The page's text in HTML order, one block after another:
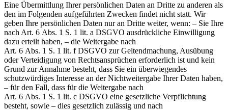
Eine Übermittlung Ihrer persönlichen Daten an Dritte zu anderen als
den im Folgenden aufgeführten Zwecken findet nicht statt. Wir
geben Ihre persönlichen Daten nur an Dritte weiter, wenn: – Sie Ihre
nach Art. 6 Abs. 1 S. 1 lit. a DSGVO ausdrückliche Einwilligung
dazu erteilt haben, – die Weitergabe nach
Art. 6 Abs. 1 S. 1 lit. f DSGVO zur Geltendmachung, Ausübung
oder Verteidigung von Rechtsansprüchen erforderlich ist und kein
Grund zur Annahme besteht, dass Sie ein überwiegendes
schutzwürdiges Interesse an der Nichtweitergabe Ihrer Daten haben,
– für den Fall, dass für die Weitergabe nach
Art. 6 Abs. 1 S. 1 lit. c DSGVO eine gesetzliche Verpflichtung
besteht, sowie – dies gesetzlich zulässig und nach